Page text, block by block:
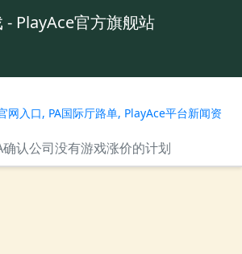
- PlayAce官方旗舰站
网入口, PA国际厅路单, PlayAce平台新闻资
确认公司没有游戏涨价的计划